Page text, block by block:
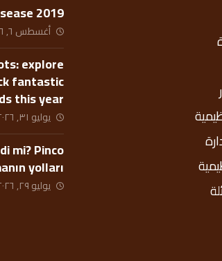
2019
أغسطس ٦, ٢٠٢٦
explore
fantastic
this year
يوليو ٣١, ٢٠٢٦
mi? Pinco
yolları
يوليو ٢٩, ٢٠٢٦